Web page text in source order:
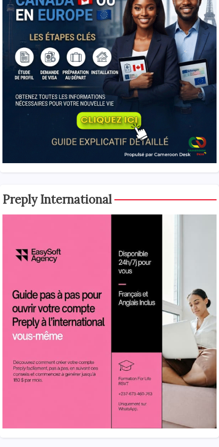
Preply International